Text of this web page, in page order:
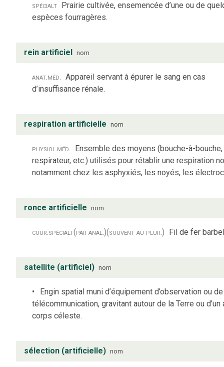
spécialt Prairie cultivée, ensemencée d’une ou de
espèces fourragères.
rein artificiel nom
anat.méd. Appareil servant à épurer le sang en cas
d’insuffisance rénale.
respiration artificielle nom
physiol.méd. Ensemble des moyens (bouche-à-bouche,
respirateur, etc.) utilisés pour rétablir une respiration
notamment chez les asphyxiés, les noyés, les
ronce artificielle nom
cour.spécialt(par anal.)(souvent au plur.) Fil de fer
satellite (artificiel) nom
Engin spatial muni d’équipement d’observation ou de
télécommunication, gravitant autour de la Terre ou d’un
corps céleste.
sélection (artificielle) nom